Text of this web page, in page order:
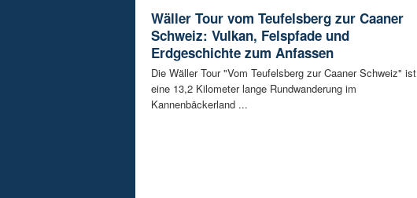
Wäller Tour vom Teufelsberg zur Caaner
Schweiz: Vulkan, Felspfade und
Erdgeschichte zum Anfassen
Die Wäller Tour "Vom Teufelsberg zur Caaner Schweiz" ist
eine 13,2 Kilometer lange Rundwanderung im
Kannenbäckerland ...